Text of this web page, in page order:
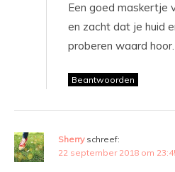
Een goed maskertje
en zacht dat je huid
proberen waard hoor.
Beantwoorden
Sherry schreef:
22 september 2018 om